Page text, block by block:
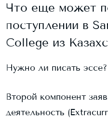
Что еще может
поступлении в
College из
Нужно ли писать эссе?
Второй компонент
деятельность